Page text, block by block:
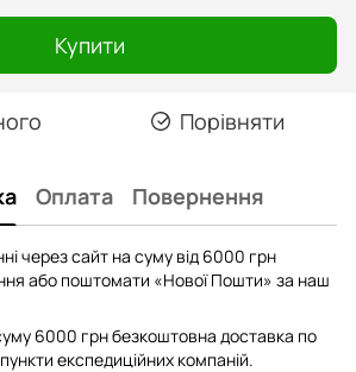
Купити
Порівняти
Оплата Повернення
через сайт на суму від 6000 грн
або поштомати «Нової Пошти» за наш
6000 грн безкоштовна доставка по
експедиційних компаній.